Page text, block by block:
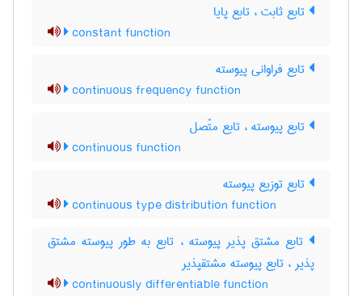
تابع ثابت ، تابع پایا
constant function
تابع فراوانی پیوسته
continuous frequency function
تابع پیوسته ، تابع متّصل
continuous function
تابع توزیع پیوسته
continuous type distribution function
تابع مشتق پذیر پیوسته ، تابع به طور پیوسته مشتق
پذیر ، تابع پیوسته مشتقپذیر
continuously differentiable function